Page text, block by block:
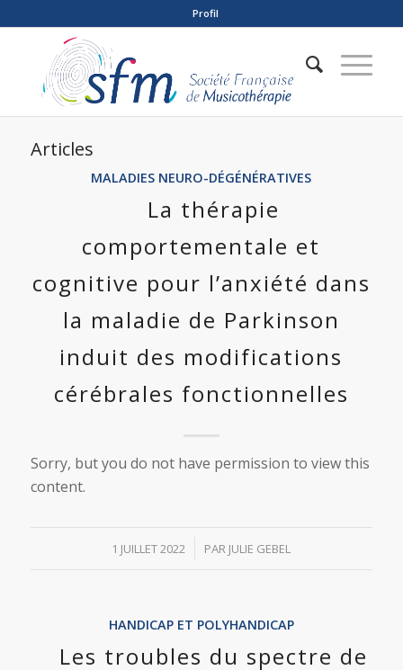
Profil
Articles
MALADIES NEURO-DÉGÉNÉRATIVES
La thérapie
comportementale et
cognitive pour l’anxiété dans
la maladie de Parkinson
induit des modifications
cérébrales fonctionnelles
Sorry, but you do not have permission to view this
content.
1 JUILLET 2022
/ PAR JULIE GEBEL
HANDICAP ET POLYHANDICAP
Les troubles du spectre de